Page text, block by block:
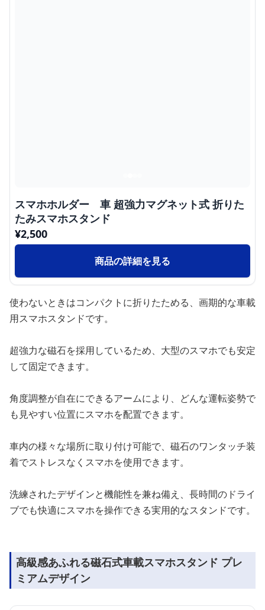
スマホホルダー 車 超強力マグネット式 折りた
たみスマホスタンド
¥2,500
商品の詳細を見る
使わないときはコンパクトに折りたためる、画期的な車載
用スマホスタンドです。
超強力な磁石を採用しているため、大型のスマホでも安定
して固定できます。
角度調整が自在にできるアームにより、どんな運転姿勢で
も見やすい位置にスマホを配置できます。
車内の様々な場所に取り付け可能で、磁石のワンタッチ装
着でストレスなくスマホを使用できます。
洗練されたデザインと機能性を兼ね備え、長時間のドライ
ブでも快適にスマホを操作できる実用的なスタンドです。
高級感あふれる磁石式車載スマホスタンド プレ
ミアムデザイン